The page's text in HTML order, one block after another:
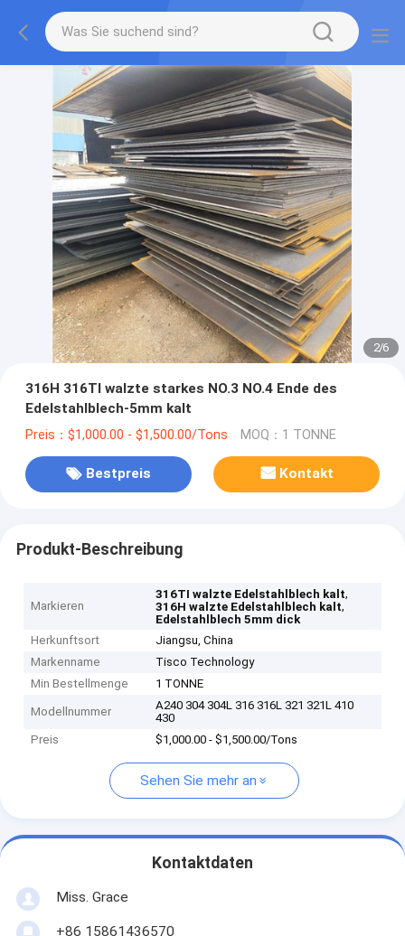
2/6
316H 316TI walzte starkes NO.3 NO.4 Ende des
Edelstahlblech-5mm kalt
Preis：$1,000.00 - $1,500.00/Tons MOQ：1 TONNE
Bestpreis Kontakt
Produkt-Beschreibung
Markieren
316TI walzte Edelstahlblech kalt,
316H walzte Edelstahlblech kalt,
Edelstahlblech 5mm dick
Herkunftsort
Jiangsu, China
Markenname
Tisco Technology
Min Bestellmenge
1 TONNE
Modellnummer
A240 304 304L 316 316L 321 321L 410
430
Preis
$1,000.00 - $1,500.00/Tons
Sehen Sie mehr an
Kontaktdaten
Miss. Grace
+86 15861436570